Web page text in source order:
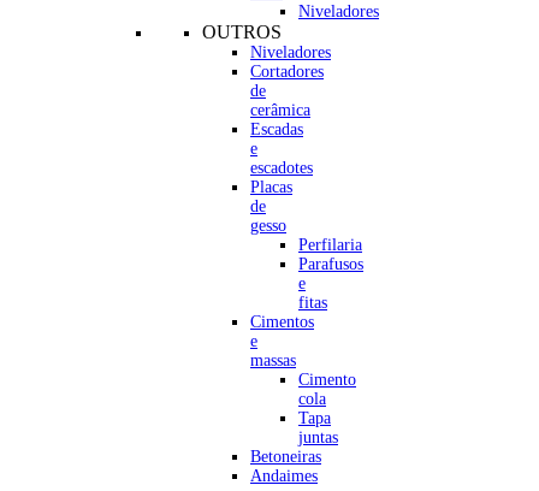
Niveladores
OUTROS
Niveladores
Cortadores
de
cerâmica
Escadas
e
escadotes
Placas
de
gesso
Perfilaria
Parafusos
e
fitas
Cimentos
e
massas
Cimento
cola
Tapa
juntas
Betoneiras
Andaimes